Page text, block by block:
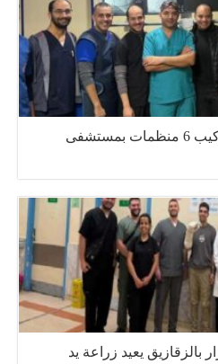
إجراء 74 قسطرة قلبية وتركيب 6 منظمات بمستشفى
يعيد زراعة يد